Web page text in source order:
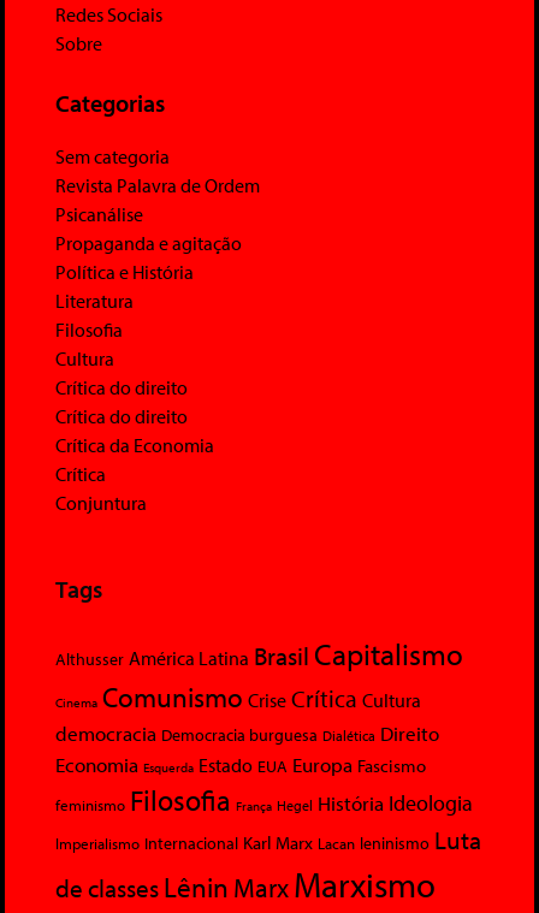
Redes Sociais
Sobre
Categorias
Sem categoria
Revista Palavra de Ordem
Psicanálise
Propaganda e agitação
Política e História
Literatura
Filosofia
Cultura
Crítica do direito
Crítica do direito
Crítica da Economia
Crítica
Conjuntura
Tags
Althusser América Latina Brasil Capitalismo
Cinema Comunismo Crise Crítica Cultura
democracia Democracia burguesa Dialética Direito
Economia Esquerda Estado EUA Europa Fascismo
feminismo Filosofia França Hegel História Ideologia
Imperialismo Internacional Karl Marx Lacan leninismo Luta
de classesLênin MarxMarxismo